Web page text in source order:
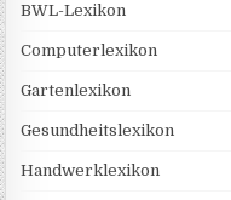
BWL-Lexikon
Computerlexikon
Gartenlexikon
Gesundheitslexikon
Handwerklexikon